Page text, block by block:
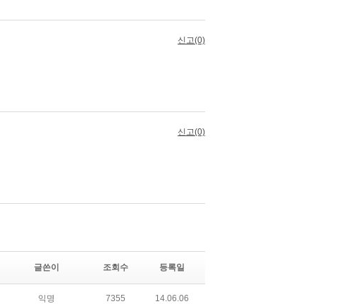
글쓴이 조회수 등록일
익명 7355 14.06.06